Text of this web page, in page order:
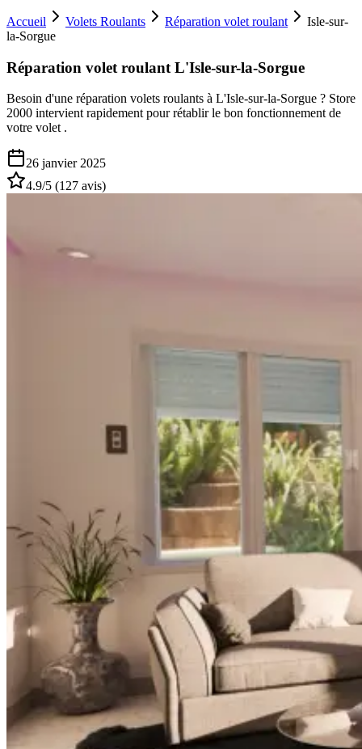
Accueil Volets Roulants Réparation volet roulant
Isle-sur-
la-Sorgue
Réparation volet roulant L'Isle-sur-la-Sorgue
Besoin d'une réparation volets roulants à L'Isle-sur-la-Sorgue ? Store
2000 intervient rapidement pour rétablir le bon fonctionnement de
votre volet .
26 janvier 2025
4.9/5 (127 avis)